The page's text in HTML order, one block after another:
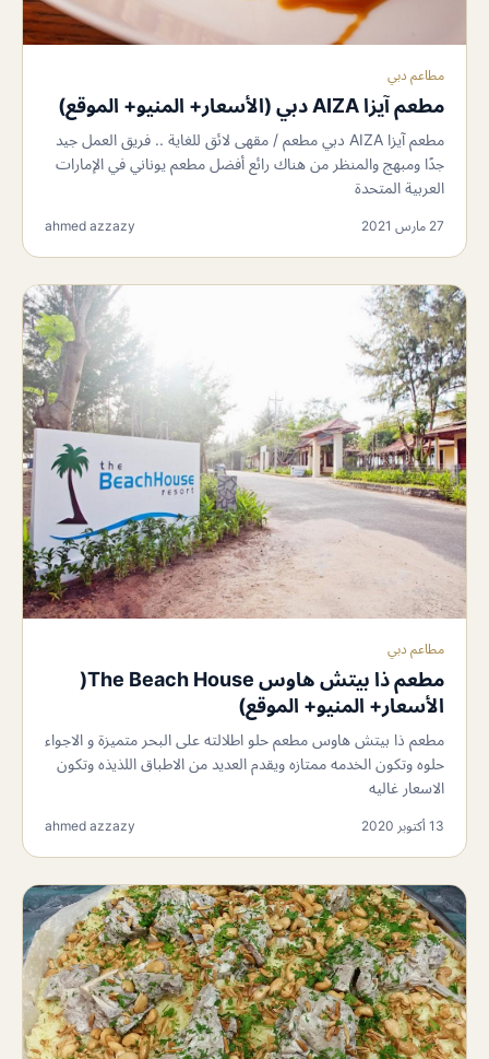
مطاعم دبي
مطعم آيزا AIZA دبي (الأسعار+ المنيو+ الموقع)
مطعم آيزا AIZA دبي مطعم / مقهى لائق للغاية .. فريق العمل جيد
جدًا ومبهج والمنظر من هناك رائع أفضل مطعم يوناني في الإمارات
العربية المتحدة
27 مارس 2021 ahmed azzazy
مطاعم دبي
مطعم ذا بيتش هاوس The Beach House(
الأسعار+ المنيو+ الموقع)
مطعم ذا بيتش هاوس مطعم حلو اطلالته على البحر متميزة و الاجواء
حلوه وتكون الخدمه ممتازه ويقدم العديد من الاطباق اللذيذه وتكون
الاسعار غاليه
13 أكتوبر 2020 ahmed azzazy